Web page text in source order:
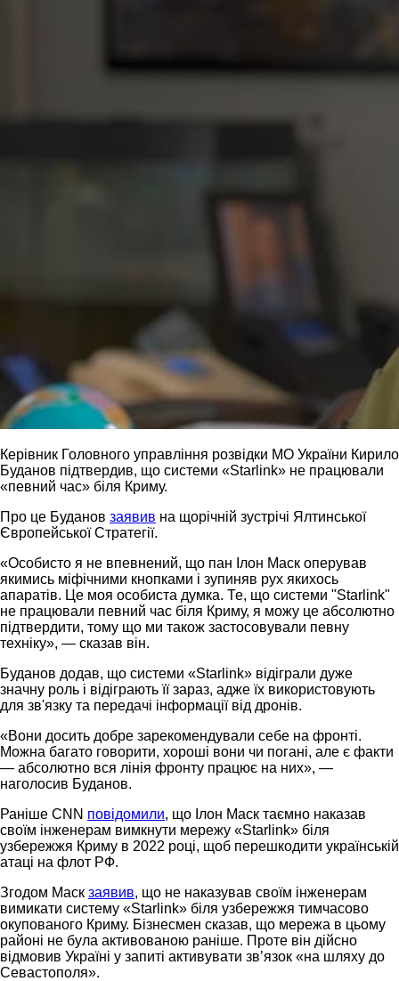
Керівник Головного управління розвідки МО України Кирило
Буданов підтвердив, що системи «Starlink» не працювали
«певний час» біля Криму.
Про це Буданов заявив на щорічній зустрічі Ялтинської
Європейської Стратегії.
«Особисто я не впевнений, що пан Ілон Маск оперував
якимись міфічними кнопками і зупиняв рух якихось
апаратів. Це моя особиста думка. Те, що системи "Starlink"
не працювали певний час біля Криму, я можу це абсолютно
підтвердити, тому що ми також застосовували певну
техніку», — сказав він.
Буданов додав, що системи «Starlink» відіграли дуже
значну роль і відіграють її зараз, адже їх використовують
для зв'язку та передачі інформації від дронів.
«Вони досить добре зарекомендували себе на фронті.
Можна багато говорити, хороші вони чи погані, але є факти
— абсолютно вся лінія фронту працює на них», —
наголосив Буданов.
Раніше CNN повідомили, що Ілон Маск таємно наказав
своїм інженерам вимкнути мережу «Starlink» біля
узбережжя Криму в 2022 році, щоб перешкодити українській
атаці на флот РФ.
Згодом Маск заявив, що не наказував своїм інженерам
вимикати систему «Starlink» біля узбережжя тимчасово
окупованого Криму. Бізнесмен сказав, що мережа в цьому
районі не була активованою раніше. Проте він дійсно
відмовив Україні у запиті активувати звʼязок «на шляху до
Севастополя».